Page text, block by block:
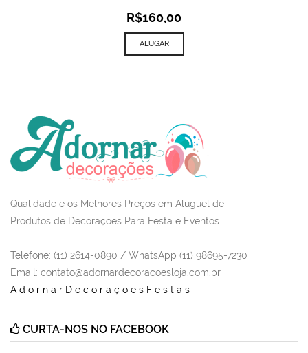
R$160,00
ALUGAR
Qualidade e os Melhores Preços em Aluguel de
Produtos de Decorações Para Festa e Eventos.
Telefone: (11) 2614-0890 / WhatsApp (11) 98695-7230
Email : contato@adornardecoracoesloja.com.br
AdornarDecoraçõesFestas
CURTA-NOS NO FACEBOOK